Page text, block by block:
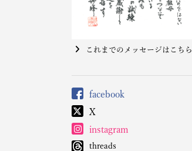
これまでのメッセージはこちら
facebook
X
instagram
threads